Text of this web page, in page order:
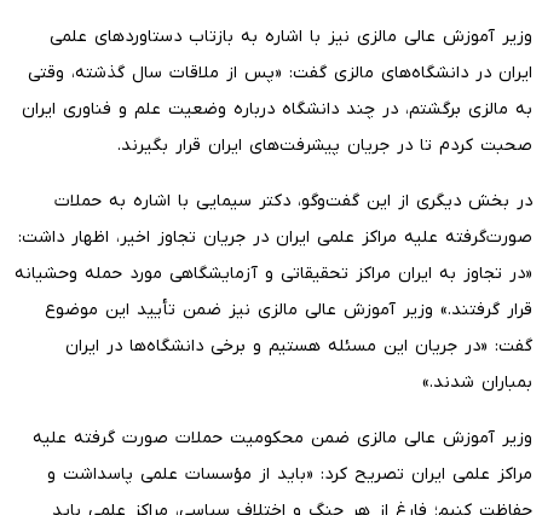
وزیر آموزش عالی مالزی نیز با اشاره به بازتاب دستاوردهای علمی
ایران در دانشگاه‌های مالزی گفت: «پس از ملاقات سال گذشته، وقتی
به مالزی برگشتم، در چند دانشگاه درباره وضعیت علم و فناوری ایران
صحبت کردم تا در جریان پیشرفت‌های ایران قرار بگیرند.
در بخش دیگری از این گفت‌وگو، دکتر سیمایی با اشاره به حملات
صورت‌گرفته علیه مراکز علمی ایران در جریان تجاوز اخیر، اظهار داشت:
«در تجاوز به ایران مراکز تحقیقاتی و آزمایشگاهی مورد حمله وحشیانه
قرار گرفتند.» وزیر آموزش عالی مالزی نیز ضمن تأیید این موضوع
گفت: «در جریان این مسئله هستیم و برخی دانشگاه‌ها در ایران
بمباران شدند.»
وزیر آموزش عالی مالزی ضمن محکومیت حملات صورت گرفته علیه
مراکز علمی ایران تصریح کرد: «باید از مؤسسات علمی پاسداشت و
حفاظت کنیم؛ فارغ از هر جنگ و اختلاف سیاسی، مراکز علمی باید